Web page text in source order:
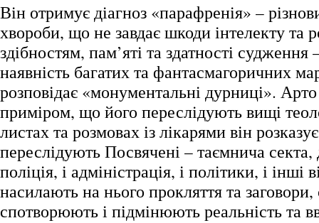
Він отримує діагноз «парафренія» –
хвороби, що не завдає шкоди інтелекту та
здібностям, пам’яті та здатності
наявність багатих та фантасмагоричних
розповідає «монументальні дурниці».
приміром, що його переслідують вищі
листах та розмовах із лікарями він
переслідують Посвячені – таємнича секта,
поліція, і адміністрація, і політики, і
насилають на нього прокляття та заговори,
спотворюють і підмінюють реальність та